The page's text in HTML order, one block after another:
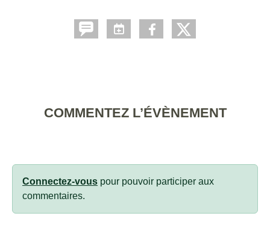
COMMENTEZ L’ÉVÈNEMENT
Connectez-vous pour pouvoir participer aux
commentaires.